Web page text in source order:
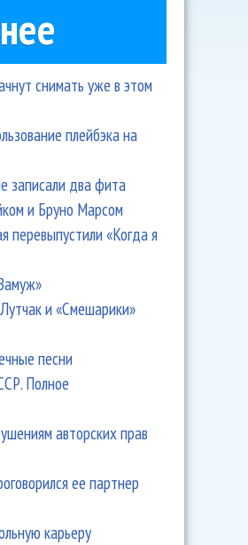
снимать уже в этом
плейбэка на
записали два фита
и Бруно Марсом
«Когда я
и «Смешарики»
песни
Полное
авторских прав
ее партнер
карьеру